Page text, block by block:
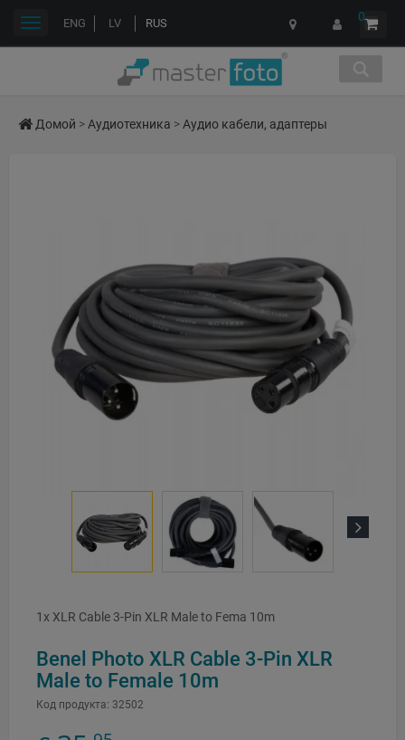
ENG LV RUS 0
Переключить
Домой >Аудиотехника >Аудио кабели, адаптеры
1x XLR Cable 3-Pin XLR Male to Fema 10m
Benel Photo XLR Cable 3-Pin XLR
Male to Female 10m
Код продукта: 32502